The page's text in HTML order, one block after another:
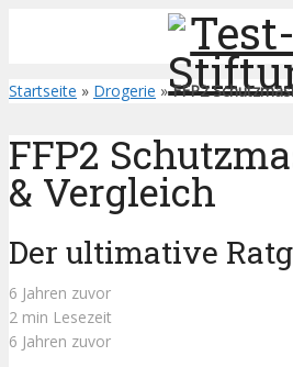
Startseite » Drogerie »FFP2
FFP2
& Vergleich
Der ultimative
6 Jahren zuvor
2 min Lesezeit
6 Jahren zuvor